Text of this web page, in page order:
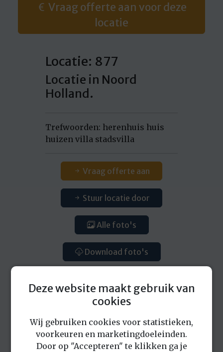
Vraag offerte aan voor deze
locatie
Locatie: 877
Locatie in Noord
Holland.
Trefwoorden: herenhuis huis
huizen villa stadsvilla
Vraag offerte aan
Stuur locatie door
Alle foto's
Download foto's
Eerder bekeken locaties
Deze website maakt gebruik van
cookies
Wij gebruiken cookies voor statistieken,
voorkeuren en marketingdoeleinden.
Door op "Accepteren" te klikken ga je